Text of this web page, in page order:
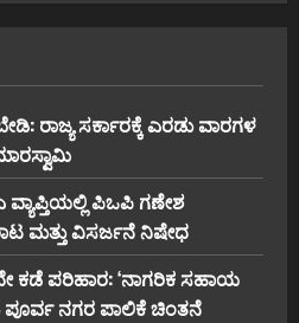
ರಾಜ್ಯ ಸರ್ಕಾರಕ್ಕೆ ಎರಡು ವಾರಗಳ
ಪಿಒಪಿ ಗಣೇಶ
ಮತ್ತು ವಿಸರ್ಜನೆ ನಿಷೇಧ
ಕಡೆ ಪರಿಹಾರ: ‘ನಾಗರಿಕ ಸಹಾಯ
ಪೂರ್ವ ನಗರ ಪಾಲಿಕೆ ಚಿಂತನೆ